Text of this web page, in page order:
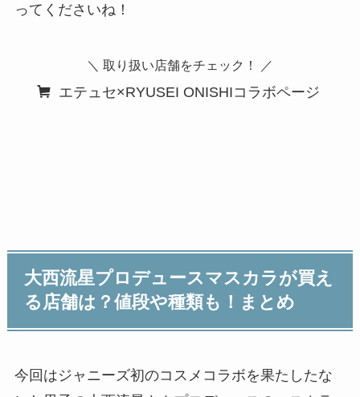
ってくださいね！
＼ 取り扱い店舗をチェック！ ／
エテュセ×RYUSEI ONISHIコラボページ
大西流星プロデュースマスカラが買え
る店舗は？値段や種類も！まとめ
今回はジャニーズ初のコスメコラボを果たしたな